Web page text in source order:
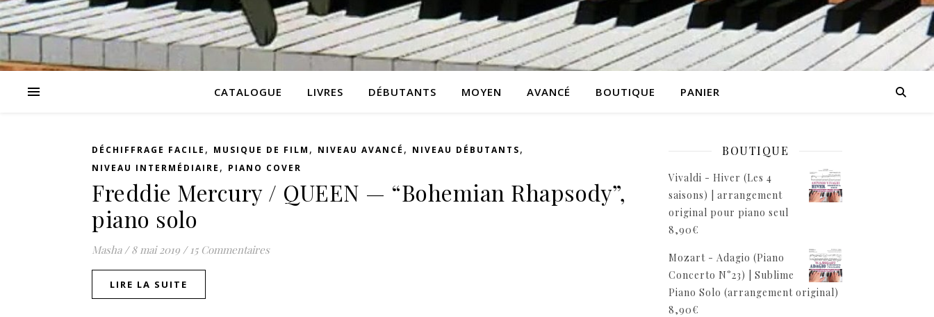
CATALOGUE LIVRES DÉBUTANTS MOYEN AVANCÉ BOUTIQUE PANIER
DÉCHIFFRAGE FACILE , MUSIQUE DE FILM , NIVEAU AVANCÉ , NIVEAU DÉBUTANTS,
NIVEAU INTERMÉDIAIRE , PIANO COVER
Freddie Mercury / QUEEN — “Bohemian Rhapsody”,
piano solo
Masha / 8 mai 2019 / 15 Commentaires
LIRE LA SUITE
BOUTIQUE
Vivaldi - Hiver (Les 4
saisons) | arrangement
original pour piano seul
8,90€
Mozart - Adagio (Piano
Concerto N°23) | Sublime
Piano Solo (arrangement original)
8,90€